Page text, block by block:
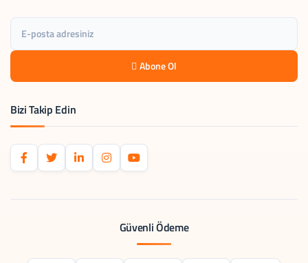
Abone Ol
Bizi Takip Edin
Güvenli Ödeme